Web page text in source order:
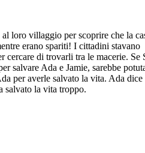
loro villaggio per scoprire che la
erano spariti! I cittadini stavano
cercare di trovarli tra le macerie. Se
salvare Ada e Jamie, sarebbe
per averle salvato la vita. Ada dice
salvato la vita troppo.